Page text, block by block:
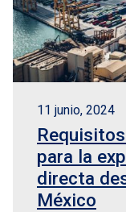
11 junio, 2024
para la
directa
México